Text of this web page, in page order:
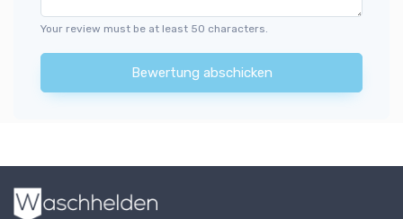
Your review must be at least 50 characters.
Bewertung abschicken